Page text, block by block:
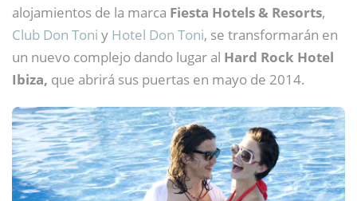
alojamientos de la marca Fiesta Hotels & Resorts,
Club Don Toni y Hotel Don Toni, se transformarán en
un nuevo complejo dando lugar al Hard Rock Hotel
Ibiza, que abrirá sus puertas en mayo de 2014.